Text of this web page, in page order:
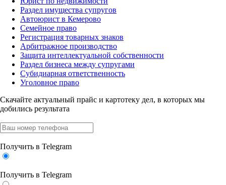
Раздел имущества супругов
Автоюрист в Кемерово
Семейное право
Регистрация товарных знаков
Арбитражное производство
Защита интеллектуальной собственности
Раздел бизнеса между супругами
Субидиарная ответственность
Уголовное право
Скачайте актуальный прайс и картотеку дел, в которых мы
добились результата
Получить в Telegram
Получить в Telegram